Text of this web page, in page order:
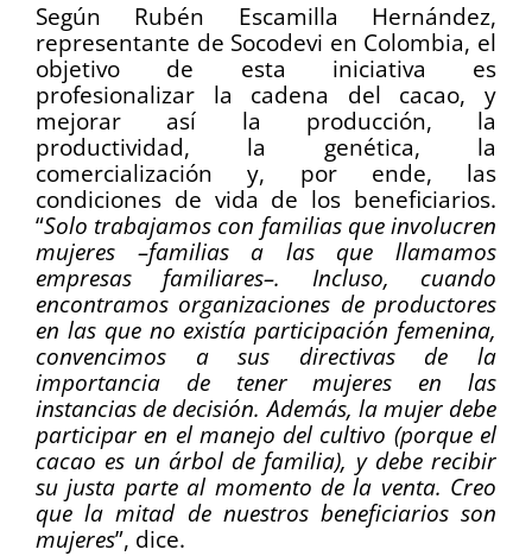
Según Rubén Escamilla Hernández,
representante de Socodevi en Colombia, el
objetivo de esta iniciativa es
profesionalizar la cadena del cacao, y
mejorar así la producción, la
productividad, la genética, la
comercialización y, por ende, las
condiciones de vida de los beneficiarios.
“Solo trabajamos con familias que involucren
mujeres –familias a las que llamamos
empresas familiares–. Incluso, cuando
encontramos organizaciones de productores
en las que no existía participación femenina,
convencimos a sus directivas de la
importancia de tener mujeres en las
instancias de decisión. Además, la mujer debe
participar en el manejo del cultivo (porque el
cacao es un árbol de familia), y debe recibir
su justa parte al momento de la venta. Creo
que la mitad de nuestros beneficiarios son
mujeres”, dice.